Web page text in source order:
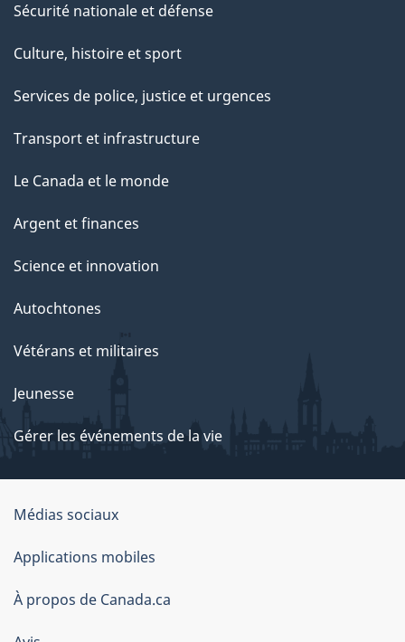
Sécurité nationale et défense
Culture, histoire et sport
Services de police, justice et urgences
Transport et infrastructure
Le Canada et le monde
Argent et finances
Science et innovation
Autochtones
Vétérans et militaires
Jeunesse
Gérer les événements de la vie
Organisation
du
gouvernement
du
Canada
Médias sociaux
Applications mobiles
À propos de Canada.ca